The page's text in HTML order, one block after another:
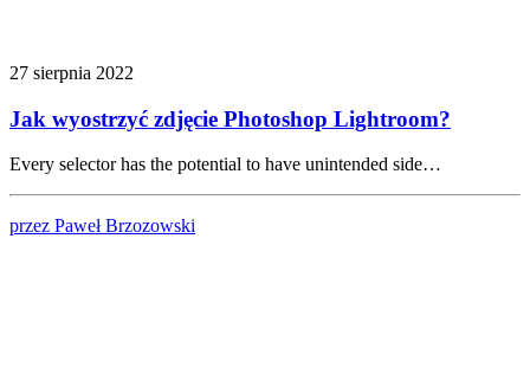
27 sierpnia 2022
Jak wyostrzyć zdjęcie Photoshop Lightroom?
Every selector has the potential to have unintended side…
przez Paweł Brzozowski